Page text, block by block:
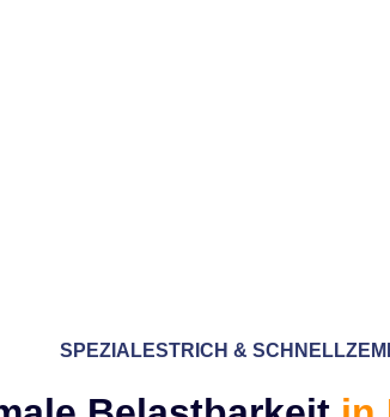
SPEZIALESTRICH &